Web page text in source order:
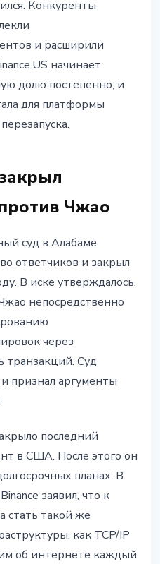
Конкуренты
и расширили
начинает
долю постепенно, и
для платформы
Чжао
суд в Алабаме
ответчиков и закрыл
В иске утверждалось,
непосредственно
через
транзакций. Суд
признал аргументы
последний
в США. После этого он
планах. В
заявил, что к
стать такой же
как TCP/IP
об интернете каждый